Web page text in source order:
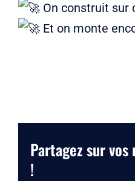
On construit sur
Et on monte
Partagez sur vos
!